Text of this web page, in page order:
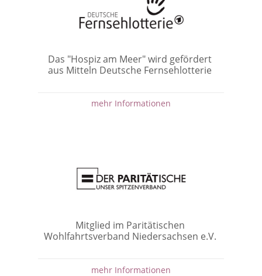
Das "Hospiz am Meer" wird gefördert
aus Mitteln Deutsche Fernsehlotterie
mehr Informationen
Mitglied im Paritätischen
Wohlfahrtsverband Niedersachsen e.V.
mehr Informationen